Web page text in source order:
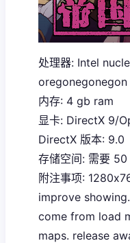
处理器: Intel
内存: 4 gb ram
显卡: DirectX 9/
DirectX 版本: 9.0
存储空间: 需要
附注事项:
improve
come from load
maps. release